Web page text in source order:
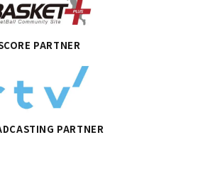
PARTNER
PARTNER